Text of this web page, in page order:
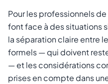
Pour les professionnels
font face à des situations
la séparation claire entre
formels — qui doivent
— et les considérations
prises en compte dans